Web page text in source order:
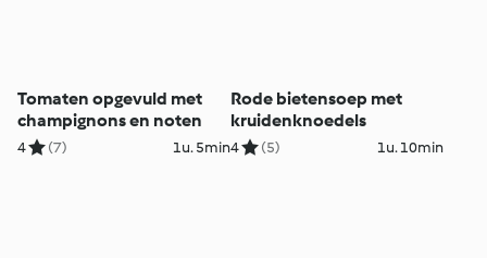
Tomaten opgevuld met
champignons en noten
4 (7) 1u. 5min
Rode bietensoep met
kruidenknoedels
4 (5) 1u. 10min